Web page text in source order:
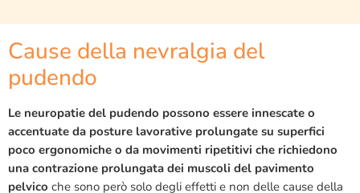
Cause della nevralgia del
pudendo
Le neuropatie del pudendo possono essere innescate o
accentuate da posture lavorative prolungate su superfici
poco ergonomiche o da movimenti ripetitivi che richiedono
una contrazione prolungata dei muscoli del pavimento
pelvico che sono però solo degli effetti e non delle cause della